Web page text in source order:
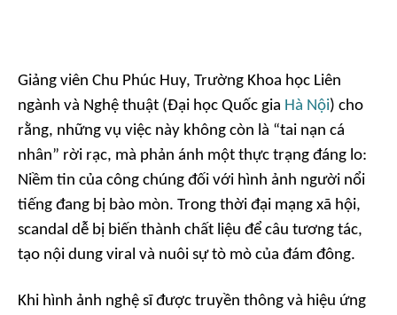
Giảng viên Chu Phúc Huy, Trường Khoa học Liên
ngành và Nghệ thuật (Đại học Quốc gia Hà Nội) cho
rằng, những vụ việc này không còn là “tai nạn cá
nhân” rời rạc, mà phản ánh một thực trạng đáng lo:
Niềm tin của công chúng đối với hình ảnh người nổi
tiếng đang bị bào mòn. Trong thời đại mạng xã hội,
scandal dễ bị biến thành chất liệu để câu tương tác,
tạo nội dung viral và nuôi sự tò mò của đám đông.
Khi hình ảnh nghệ sĩ được truyền thông và hiệu ứng